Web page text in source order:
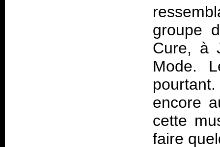
groupe
Cure, à
Mode.
encore
cette